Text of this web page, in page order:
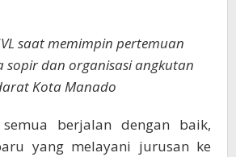
saat memimpin pertemuan
sopir dan organisasi angkutan
Kota Manado
berjalan dengan baik,
yang melayani jurusan ke